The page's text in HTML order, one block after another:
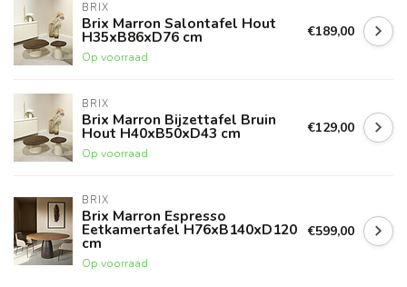
BRIX
Brix Marron Salontafel Hout
H35xB86xD76 cm
Op voorraad
€189,00
BRIX
Brix Marron Bijzettafel Bruin
Hout H40xB50xD43 cm
Op voorraad
€129,00
BRIX
Brix Marron Espresso
Eetkamertafel H76xB140xD120
cm
Op voorraad
€599,00